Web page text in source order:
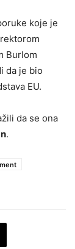
koje je
Burlom
da je bio
EU.
da se ona
.